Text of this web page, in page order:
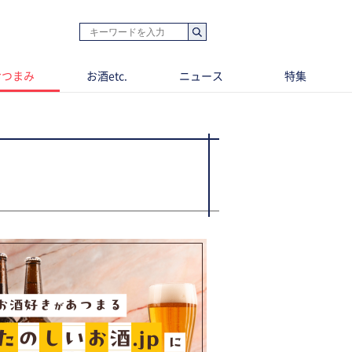
まみ お酒etc. ニュース 特集